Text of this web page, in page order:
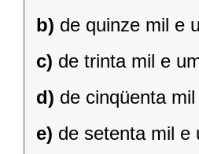
b) de quinze mil e
c) de trinta mil e
d) de cinqüenta
e) de setenta mil e